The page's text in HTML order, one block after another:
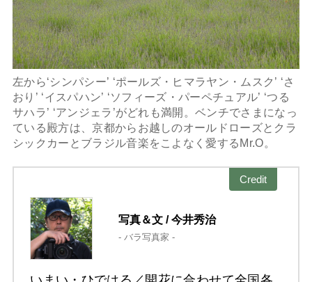
左から‘シンパシー’ ‘ポールズ・ヒマラヤン・ムスク’ ‘さ
おり’ ‘イスパハン’ ‘ソフィーズ・パーペチュアル’ ‘つる
サハラ’ ‘アンジェラ’がどれも満開。ベンチでさまになっ
ている殿方は、京都からお越しのオールドローズとクラ
シックカーとブラジル音楽をこよなく愛するMr.O。
Credit
写真＆文 / 今井秀治
- バラ写真家 -